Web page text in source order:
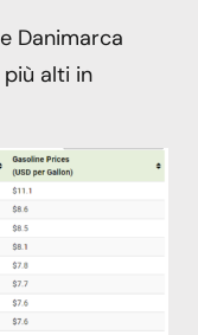
Danimarca
alti in